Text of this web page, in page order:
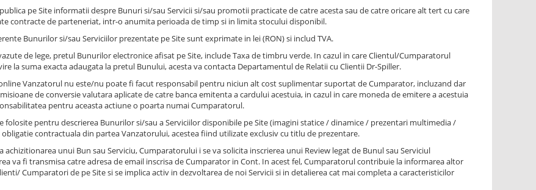
pe Site informatii despre Bunuri si/sau Servicii si/sau promotii practicate de catre acesta sau de catre oricare alt tert cu care
contracte de parteneriat, intr-o anumita perioada de timp si in limita stocului disponibil.
Bunurilor si/sau Serviciilor prezentate pe Site sunt exprimate in lei (RON) si includ TVA.
de lege, pretul Bunurilor electronice afisat pe Site, include Taxa de timbru verde. In cazul in care Clientul/Cumparatorul
la suma exacta adaugata la pretul Bunului, acesta va contacta Departamentul de Relatii cu Clientii Dr-Spiller.
Vanzatorul nu este/nu poate fi facut responsabil pentru niciun alt cost suplimentar suportat de Cumparator, incluzand dar
de conversie valutara aplicate de catre banca emitenta a cardului acestuia, in cazul in care moneda de emitere a acestuia
pentru aceasta actiune o poarta numai Cumparatorul.
folosite pentru descrierea Bunurilor si/sau a Serviciilor disponibile pe Site (imagini statice / dinamice / prezentari multimedia /
contractuala din partea Vanzatorului, acestea fiind utilizate exclusiv cu titlu de prezentare.
achizitionarea unui Bun sau Serviciu, Cumparatorului i se va solicita inscrierea unui Review legat de Bunul sau Serviciul
va fi transmisa catre adresa de email inscrisa de Cumparator in Cont. In acest fel, Cumparatorul contribuie la informarea altor
Cumparatori de pe Site si se implica activ in dezvoltarea de noi Servicii si in detalierea cat mai completa a caracteristicilor